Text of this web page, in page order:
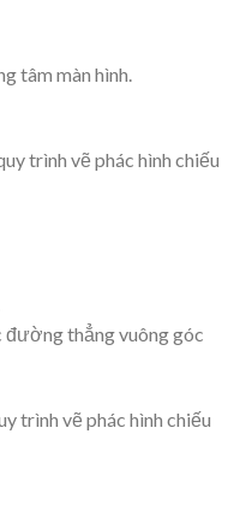
tâm màn hình.
trình vẽ phác hình chiếu
đường thẳng vuông góc
trình vẽ phác hình chiếu